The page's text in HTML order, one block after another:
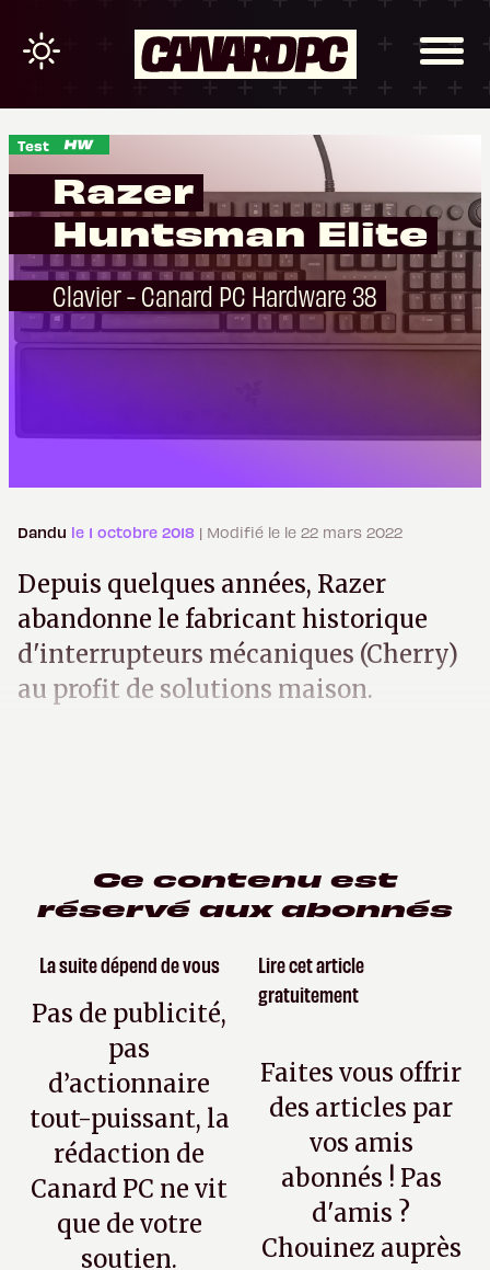
Test
Razer
Huntsman Elite
Clavier - Canard PC Hardware 38
Dandu le 1 octobre 2018 | Modifié le le 22 mars 2022
Depuis quelques années, Razer
abandonne le fabricant historique
d'interrupteurs mécaniques (Cherry)
au profit de solutions maison.
Ce contenu est
réservé aux abonnés
La suite dépend de vous
Pas de publicité,
pas
d’actionnaire
tout-puissant, la
rédaction de
Canard PC ne vit
que de votre
soutien.
Lire cet article
gratuitement
Faites vous offrir
des articles par
vos amis
abonnés ! Pas
d'amis ?
Chouinez auprès